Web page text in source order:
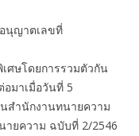
นุญาตเลขที่
ศษโดยการรวมตัวกัน
มาเมื่อวันที่ 5
สำนักงานทนายความ
ายความ ฉบับที่ 2/2546